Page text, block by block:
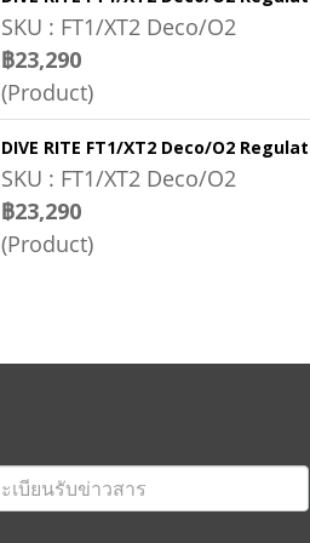
SKU : FT1/XT2 Deco/O2
฿23,290
(Product)
DIVE RITE FT1/XT2 Deco/O2
SKU : FT1/XT2 Deco/O2
฿23,290
(Product)